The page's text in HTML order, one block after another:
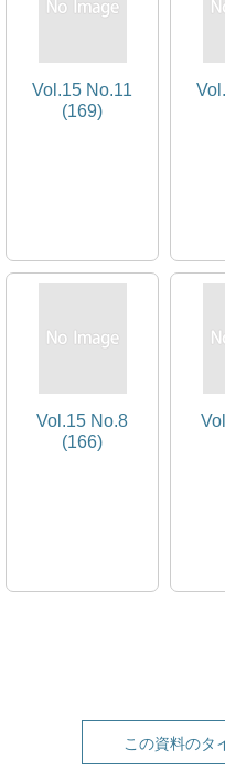
Vol.15 No.11
(169)
Vol.15 No.8
(166)
この資料のタ